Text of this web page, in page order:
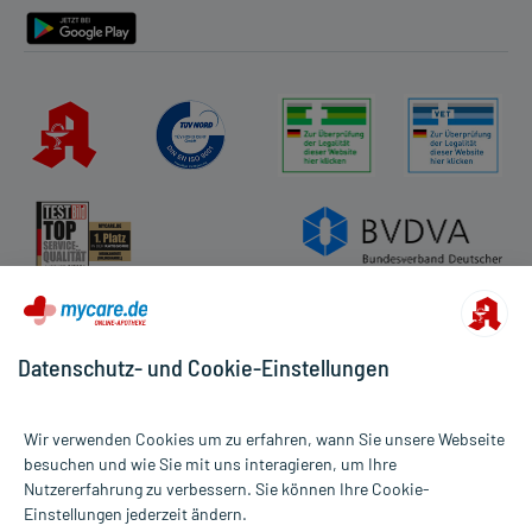
Alle Preise gelten inkl. MwSt., ggf. zzgl. Versandkosten
Informationen auf dieser Website werden ausschließlich für
Datenschutz- und Cookie-Einstellungen
Wir verwenden Cookies um zu erfahren, wann Sie unsere Webseite
besuchen und wie Sie mit uns interagieren, um Ihre
Nutzererfahrung zu verbessern. Sie können Ihre Cookie-
Einstellungen jederzeit ändern.